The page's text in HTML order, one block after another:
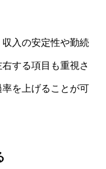
入の安定性や勤続
する項目も重視さ
を上げることが可